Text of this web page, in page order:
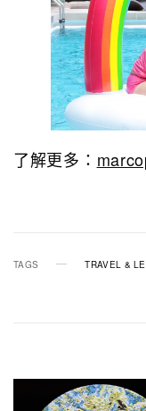
了解更多：
TAGS TRAVEL &